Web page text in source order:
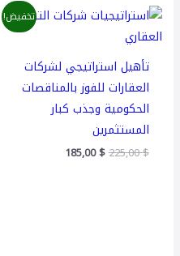
تخفيض!
تأهيل استراتيجي لشركات
العقارات للفوز بالمناقصات
الحكومية وجذب كبار
المستثمرين
225,00$
السعر
الأصلي
185,00$
السعر
الحالي